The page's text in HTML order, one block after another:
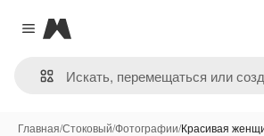
Close menu
Magnific
Главная/Стоковый/Фотографии/Красивая